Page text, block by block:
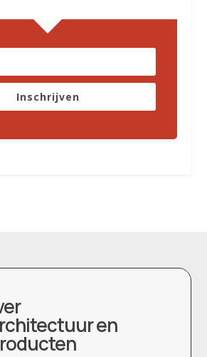
Inschrijven
en